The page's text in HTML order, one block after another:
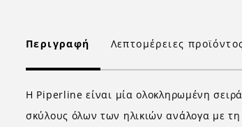
Περιγραφή Λεπτομέρειες
Η Piperline είναι μία ολοκληρωμένη
σκύλους όλων των ηλικιών ανάλογα με